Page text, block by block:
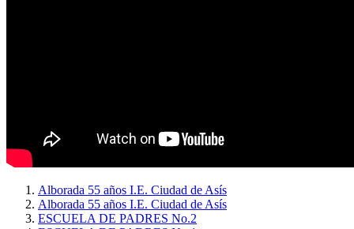
Alborada 55 años I.E. Ciudad de Asís
Alborada 55 años I.E. Ciudad de Asís
ESCUELA DE PADRES No.2